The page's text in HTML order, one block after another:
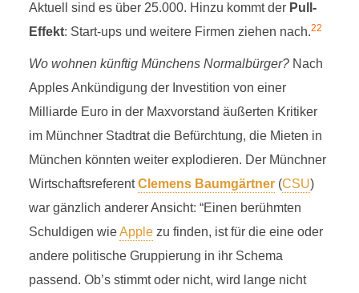
Aktuell sind es über 25.000. Hinzu kommt der Pull-
Effekt: Start-ups und weitere Firmen ziehen nach.22
Wo wohnen künftig Münchens Normalbürger?Nach
Apples Ankündigung der Investition von einer
Milliarde Euro in der Maxvorstand äußerten Kritiker
im Münchner Stadtrat die Befürchtung, die Mieten in
München könnten weiter explodieren. Der Münchner
WirtschaftsreferentClemens Baumgärtner(CSU)
war gänzlich anderer Ansicht: “Einen berühmten
Schuldigen wieApplezu finden, ist für die eine oder
andere politische Gruppierung in ihr Schema
passend. Ob’s stimmt oder nicht, wird lange nicht